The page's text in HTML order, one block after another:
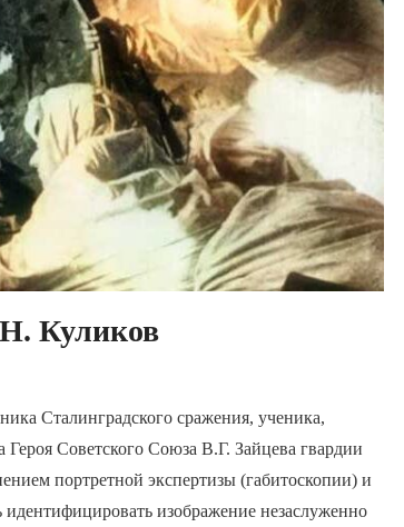
Куликов
Сталинградского сражения, ученика,
Героя Советского Союза В.Г. Зайцева гвардии
портретной экспертизы (габитоскопии) и
изображение незаслуженно